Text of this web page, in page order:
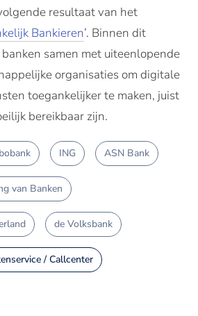
resultaat van het
Bankieren’. Binnen dit
samen met uiteenlopende
organisaties om digitale
toegankelijker te maken, juist
bereikbaar zijn.
ING ASN Bank
van Banken
de Volksbank
/ Callcenter